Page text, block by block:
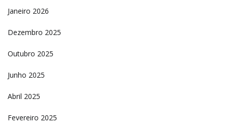
Janeiro 2026
Dezembro 2025
Outubro 2025
Junho 2025
Abril 2025
Fevereiro 2025